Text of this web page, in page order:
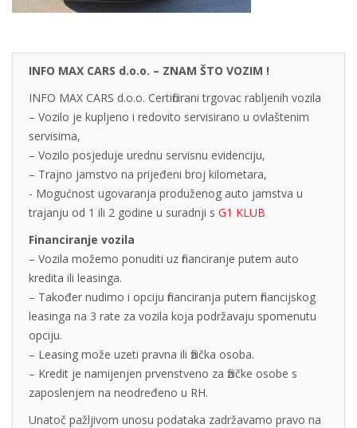
INFO MAX CARS d.o.o. – ZNAM ŠTO VOZIM !
INFO MAX CARS d.o.o. Certificirani trgovac rabljenih vozila
– Vozilo je kupljeno i redovito servisirano u ovlaštenim
servisima,
– Vozilo posjeduje urednu servisnu evidenciju,
– Trajno jamstvo na prijeđeni broj kilometara,
- Mogućnost ugovaranja produženog auto jamstva u
trajanju od 1 ili 2 godine u suradnji s G1 KLUB
Financiranje vozila
– Vozila možemo ponuditi uz financiranje putem auto
kredita ili leasinga.
– Također nudimo i opciju financiranja putem financijskog
leasinga na 3 rate za vozila koja podržavaju spomenutu
opciju.
– Leasing može uzeti pravna ili fizička osoba.
– Kredit je namijenjen prvenstveno za fizičke osobe s
zaposlenjem na neodređeno u RH.
Unatoč pažljivom unosu podataka zadržavamo pravo na